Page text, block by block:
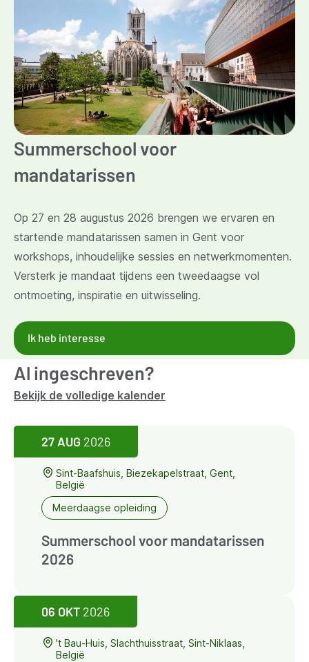
Summerschool voor
mandatarissen
Op 27 en 28 augustus 2026 brengen we ervaren en
startende mandatarissen samen in Gent voor
workshops, inhoudelijke sessies en netwerkmomenten.
Versterk je mandaat tijdens een tweedaagse vol
ontmoeting, inspiratie en uitwisseling.
Ik heb interesse
Al ingeschreven?
Bekijk de volledige kalender
27 AUG 2026
Sint-Baafshuis, Biezekapelstraat, Gent,
België
Meerdaagse opleiding
Summerschool voor mandatarissen
2026
06 OKT 2026
't Bau-Huis, Slachthuisstraat, Sint-Niklaas,
België